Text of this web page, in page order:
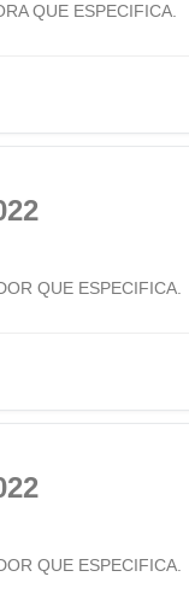
QUE ESPECIFICA.
QUE ESPECIFICA.
QUE ESPECIFICA.